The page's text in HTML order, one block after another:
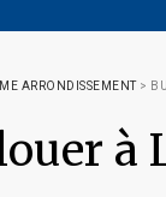
ARRONDISSEMENT>
à